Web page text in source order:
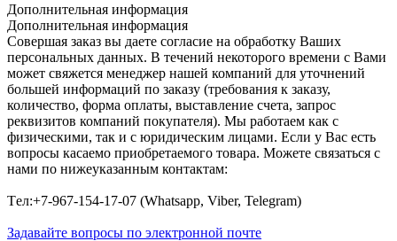
Дополнительная информация
Дополнительная информация
Совершая заказ вы даете согласие на обработку Ваших
персональных данных. В течений некоторого времени с Вами
может свяжется менеджер нашей компаний для уточнений
большей информаций по заказу (требования к заказу,
количество, форма оплаты, выставление счета, запрос
реквизитов компаний покупателя). Мы работаем как с
физическими, так и с юридическим лицами. Если у Вас есть
вопросы касаемо приобретаемого товара. Можете связаться с
нами по нижеуказанным контактам:
Tел:+7-967-154-17-07 (Whatsapp, Viber, Telegram)
Задавайте вопросы по электронной почте